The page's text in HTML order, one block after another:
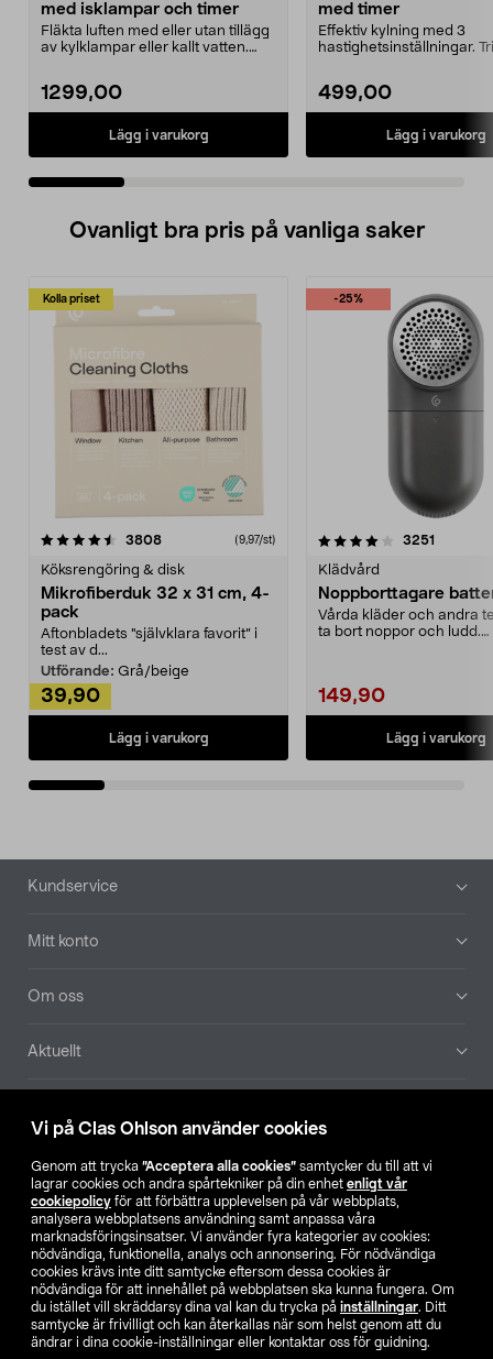
Vi på Clas Ohlson använder cookies
Genom att trycka ”Acceptera alla cookies” samtycker du till att vi
lagrar cookies och andra spårtekniker på din enhet enligt vår
cookiepolicy för att förbättra upplevelsen på vår webbplats,
analysera webbplatsens användning samt anpassa våra
marknadsföringsinsatser. Vi använder fyra kategorier av cookies:
nödvändiga, funktionella, analys och annonsering. För nödvändiga
cookies krävs inte ditt samtycke eftersom dessa cookies är
nödvändiga för att innehållet på webbplatsen ska kunna fungera. Om
du istället vill skräddarsy dina val kan du trycka på inställningar. Ditt
samtycke är frivilligt och kan återkallas när som helst genom att du
ändrar i dina cookie-inställningar eller kontaktar oss för guidning.
med isklampar och timer
Fläkta luften med eller utan tillägg
av kylklampar eller kallt vatten.
1299,00
Lägg i varukorg
med timer
Effektiv kylning med 3
hastighetsinställningar.
499,00
Lägg i varukorg
Ovanligt bra pris på vanliga saker
Kolla priset
3808recensioner (9,97/st)
Köksrengöring & disk
Mikrofiberduk 32 x 31 cm, 4-
pack
Aftonbladets "självklara favorit” i
test av d...
Utförande: Grå/beige
39,90
Lägg i varukorg
-25%
4.0av 5 stjärnor 3251
Klädvård
Noppborttagare
Vårda kläder och andra
ta bort noppor och ludd.
149,90
Lägg i varukorg
4.5av 5 stjärnor
Sidfot
Kundservice
Mitt konto
Om oss
Aktuellt
Hitta butik
SE NO FI